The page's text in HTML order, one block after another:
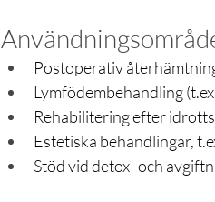
Postoperativ
Lymfödembehandling
Rehabilitering efter
Estetiska behandlingar,
Stöd vid detox- och